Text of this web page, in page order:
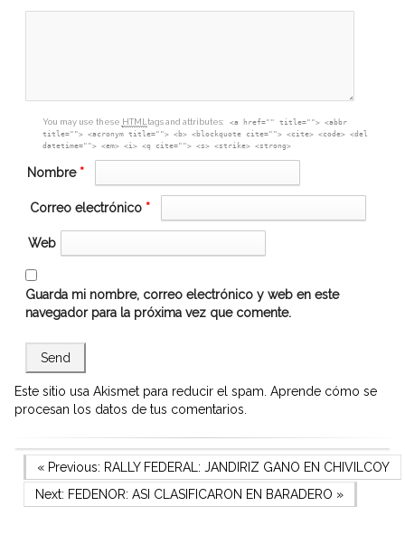
box
You may use these HTMLtags and attributes:
<a href="" title=""> <abbr
title=""> <acronym title=""> <b> <blockquote cite=""> <cite> <code> <del
datetime=""> <em> <i> <q cite=""> <s> <strike> <strong>
Nombre *
Correo electrónico *
Web
Guarda mi nombre, correo electrónico y web en este
navegador para la próxima vez que comente.
Este sitio usa Akismet para reducir el spam. Aprende cómo se
procesan los datos de tus comentarios.
Navegación
de
Previous Post
« Previous: RALLY FEDERAL: JANDIRIZ GANO EN CHIVILCOY
Next Post
Next: FEDENOR: ASI CLASIFICARON EN BARADERO »